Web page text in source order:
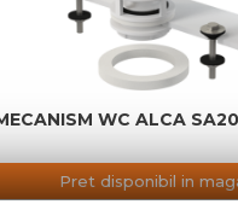
WC ALCA
Pret disponibil in